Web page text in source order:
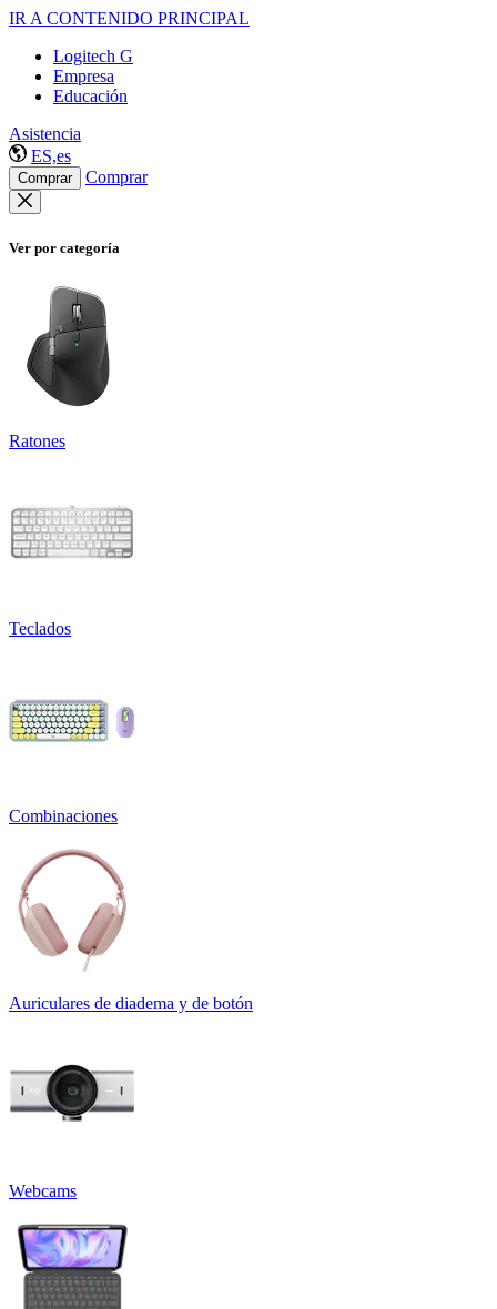
IR A CONTENIDO PRINCIPAL
Logitech G
Empresa
Educación
Asistencia
ES,es
Comprar Comprar
Ver por categoría
Ratones
Teclados
Combinaciones
Auriculares de diadema y de botón
Webcams